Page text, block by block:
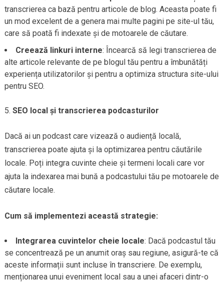
transcrierea ca bază pentru articole de blog. Aceasta poate fi
un mod excelent de a genera mai multe pagini pe site-ul tău,
care să poată fi indexate și de motoarele de căutare.
Creează linkuri interne: Încearcă să legi transcrierea de
alte articole relevante de pe blogul tău pentru a îmbunătăți
experiența utilizatorilor și pentru a optimiza structura site-ului
pentru SEO.
SEO local și transcrierea podcasturilor
Dacă ai un podcast care vizează o audiență locală,
transcrierea poate ajuta și la optimizarea pentru căutările
locale. Poți integra cuvinte cheie și termeni locali care vor
ajuta la indexarea mai bună a podcastului tău pe motoarele de
căutare locale.
Cum să implementezi această strategie:
Integrarea cuvintelor cheie locale: Dacă podcastul tău
se concentrează pe un anumit oraș sau regiune, asigură-te că
aceste informații sunt incluse în transcriere. De exemplu,
menționarea unui eveniment local sau a unei afaceri dintr-o